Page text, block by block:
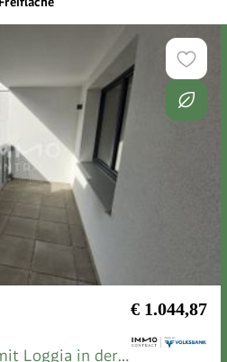
€ 1.044,87
Loggia in der